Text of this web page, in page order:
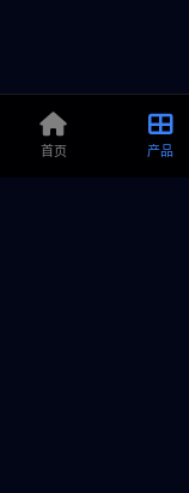
首页 产品